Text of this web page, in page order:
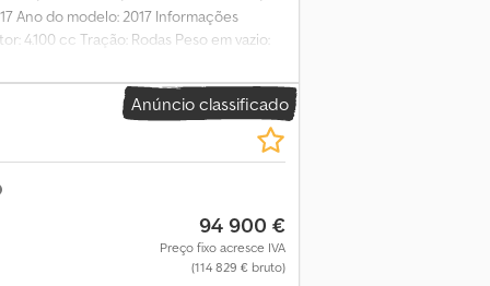
Ano do modelo: 2017 Informações
4.100 cc Tração: Rodas Peso em vazio:
sim Condição Estado técnico: bom
Anúncio classificado
94 900 €
Preço fixo acresce IVA
(114 829 € bruto)